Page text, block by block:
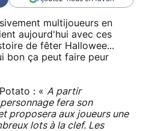
multijoueurs en
aujourd'hui avec ces
de fêter Hallowee...
bon ça peut faire peur
: « A partir
fera son
proposera aux joueurs une
lots à la clef. Les